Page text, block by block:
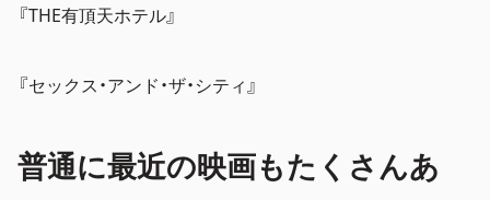
『THE有頂天ホテル』
『セックス・アンド・ザ・シティ』
普通に最近の映画もたくさんあ